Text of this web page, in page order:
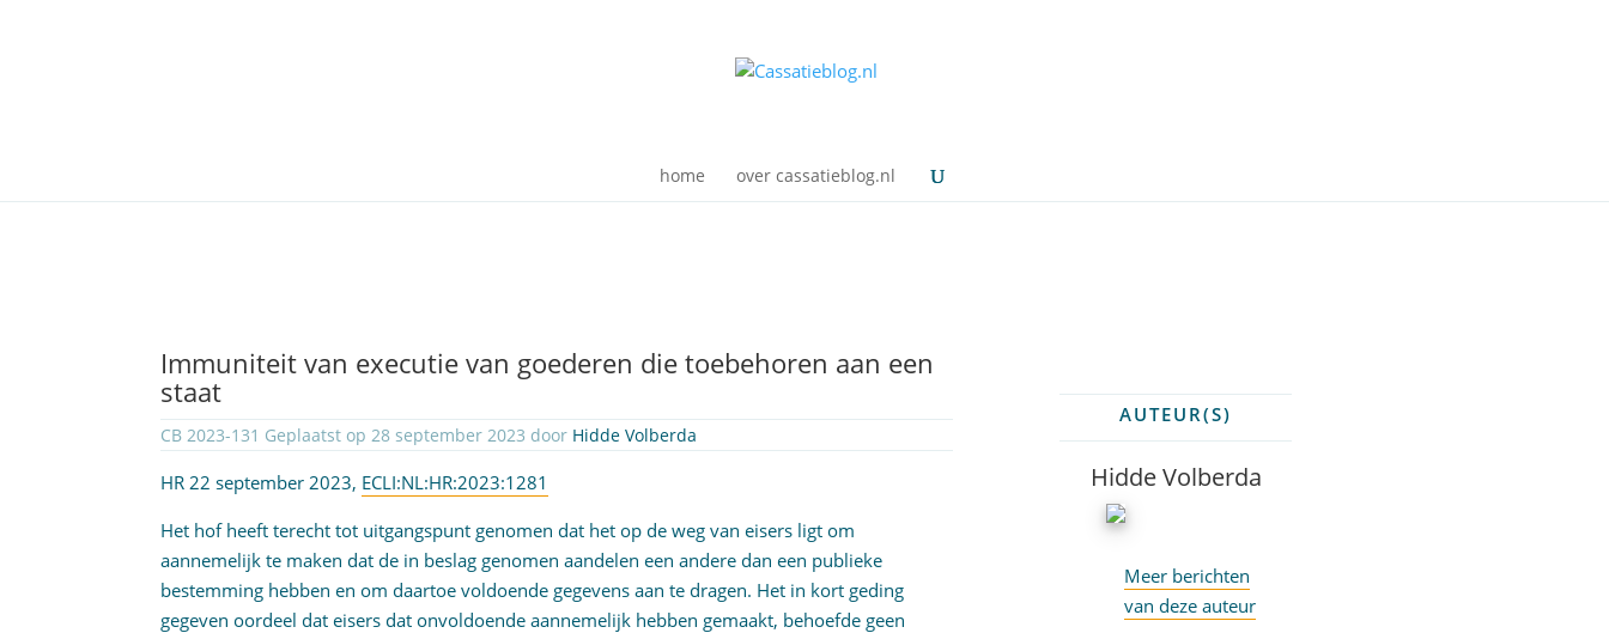
home over cassatieblog.nl
Immuniteit van executie van goederen die toebehoren aan een
staat
CB 2023-131 Geplaatst op 28 september 2023 door Hidde Volberda
HR 22 september 2023, ECLI:NL:HR:2023:1281
Het hof heeft terecht tot uitgangspunt genomen dat het op de weg van eisers ligt om
aannemelijk te maken dat de in beslag genomen aandelen een andere dan een publieke
bestemming hebben en om daartoe voldoende gegevens aan te dragen. Het in kort geding
gegeven oordeel dat eisers dat onvoldoende aannemelijk hebben gemaakt, behoefde geen
AUTEUR(S)
Hidde Volberda
Meer berichten
van deze auteur